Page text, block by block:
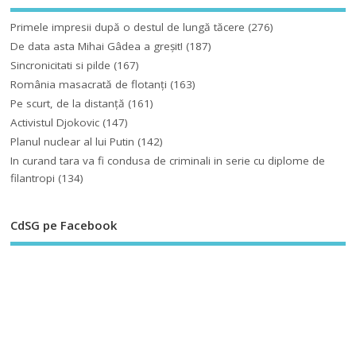
Primele impresii după o destul de lungă tăcere (276)
De data asta Mihai Gâdea a greşit! (187)
Sincronicitati si pilde (167)
România masacrată de flotanţi (163)
Pe scurt, de la distanță (161)
Activistul Djokovic (147)
Planul nuclear al lui Putin (142)
In curand tara va fi condusa de criminali in serie cu diplome de
filantropi (134)
CdSG pe Facebook